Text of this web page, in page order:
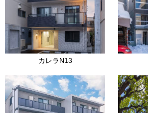
カレラN13